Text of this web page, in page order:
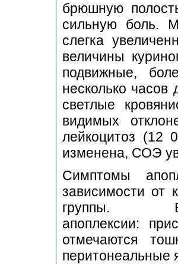
брюшную
сильную боль.
слегка
величины
подвижные,
несколько
светлые
видимых
лейкоцитоз
изменена, СОЭ
Симптомы
зависимости от
группы. В 1-ю
апоплексии:
отмечаются